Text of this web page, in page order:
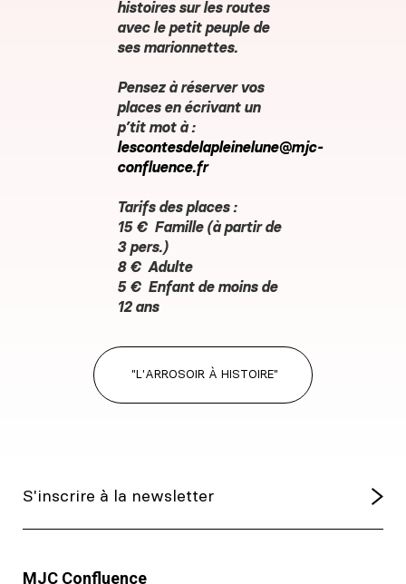
histoires sur les routes
avec le petit peuple de
ses marionnettes.
Pensez à réserver vos
places en écrivant un
p’tit mot à :
lescontesdelapleinelune@mjc-
confluence.fr
Tarifs des places :
15 € Famille (à partir de
3 pers.)
8 € Adulte
5 € Enfant de moins de
12 ans
"L'ARROSOIR À HISTOIRE"
MJC Confluence